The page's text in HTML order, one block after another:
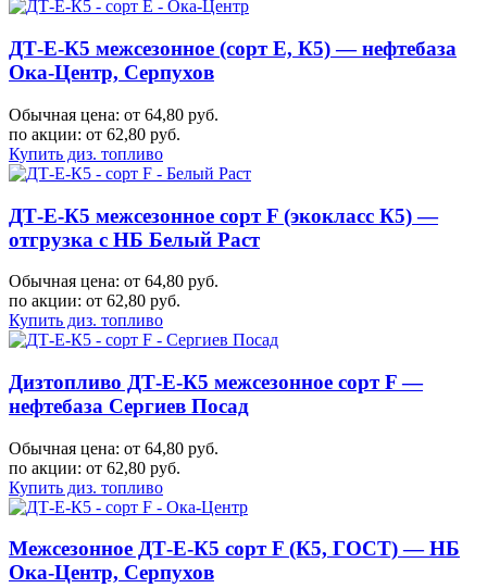
ДТ-Е-К5 межсезонное (сорт Е, К5) — нефтебаза
Ока-Центр, Серпухов
Обычная цена: от 64,80 руб.
по акции: от 62,80 руб.
Купить диз. топливо
ДТ-Е-К5 межсезонное сорт F (экокласс К5) —
отгрузка с НБ Белый Раст
Обычная цена: от 64,80 руб.
по акции: от 62,80 руб.
Купить диз. топливо
Дизтопливо ДТ-Е-К5 межсезонное сорт F —
нефтебаза Сергиев Посад
Обычная цена: от 64,80 руб.
по акции: от 62,80 руб.
Купить диз. топливо
Межсезонное ДТ-Е-К5 сорт F (К5, ГОСТ) — НБ
Ока-Центр, Серпухов